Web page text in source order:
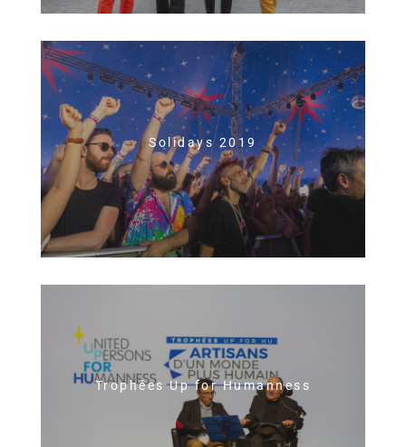
Solidays 2019
Trophées Up for Humanness